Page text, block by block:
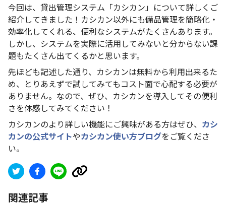
今回は、貸出管理システム「カシカン」について詳しくご
紹介してきました！カシカン以外にも備品管理を簡略化・
効率化してくれる、便利なシステムがたくさんあります。
しかし、システムを実際に活用してみないと分からない課
題もたくさん出てくるかと思います。
先ほども記述した通り、カシカンは無料から利用出来るた
め、とりあえずで試してみてもコスト面で心配する必要が
ありません。なので、ぜひ、カシカンを導入してその便利
さを体感してみてください！
カシカンのより詳しい機能にご興味がある方はぜひ、 カシ
カンの公式サイトやカシカン使い方ブログをご覧くださ
い。
関連記事